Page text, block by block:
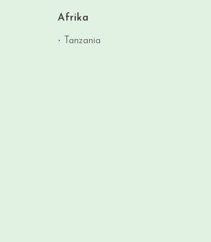
Afrika
Tanzania